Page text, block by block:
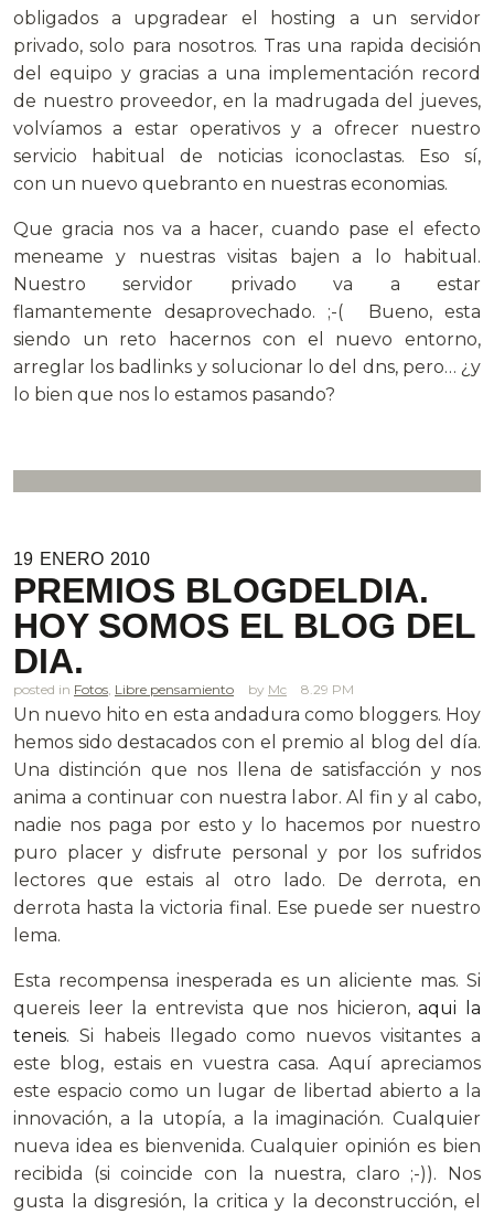
obligados a upgradear el hosting a un servidor
privado, solo para nosotros. Tras una rapida decisión
del equipo y gracias a una implementación record
de nuestro proveedor, en la madrugada del jueves,
volvíamos a estar operativos y a ofrecer nuestro
servicio habitual de noticias iconoclastas. Eso sí,
con un nuevo quebranto en nuestras economias.
Que gracia nos va a hacer, cuando pase el efecto
meneame y nuestras visitas bajen a lo habitual.
Nuestro servidor privado va a estar
flamantemente desaprovechado. ;-( Bueno, esta
siendo un reto hacernos con el nuevo entorno,
arreglar los badlinks y solucionar lo del dns, pero… ¿y
lo bien que nos lo estamos pasando?
19 ENERO 2010
PREMIOS BLOGDELDIA.
HOY SOMOS EL BLOG DEL
DIA.
posted in Fotos, Libre pensamiento Mc 8.29 PM
Un nuevo hito en esta andadura como bloggers. Hoy
hemos sido destacados con el premio al blog del día.
Una distinción que nos llena de satisfacción y nos
anima a continuar con nuestra labor. Al fin y al cabo,
nadie nos paga por esto y lo hacemos por nuestro
puro placer y disfrute personal y por los sufridos
lectores que estais al otro lado. De derrota, en
derrota hasta la victoria final. Ese puede ser nuestro
lema.
Esta recompensa inesperada es un aliciente mas. Si
quereis leer la entrevista que nos hicieron,aqui la
teneis. Si habeis llegado como nuevos visitantes a
este blog, estais en vuestra casa. Aquí apreciamos
este espacio como un lugar de libertad abierto a la
innovación, a la utopía, a la imaginación. Cualquier
nueva idea es bienvenida. Cualquier opinión es bien
recibida (si coincide con la nuestra, claro ;-)). Nos
gusta la disgresión, la critica y la deconstrucción, el